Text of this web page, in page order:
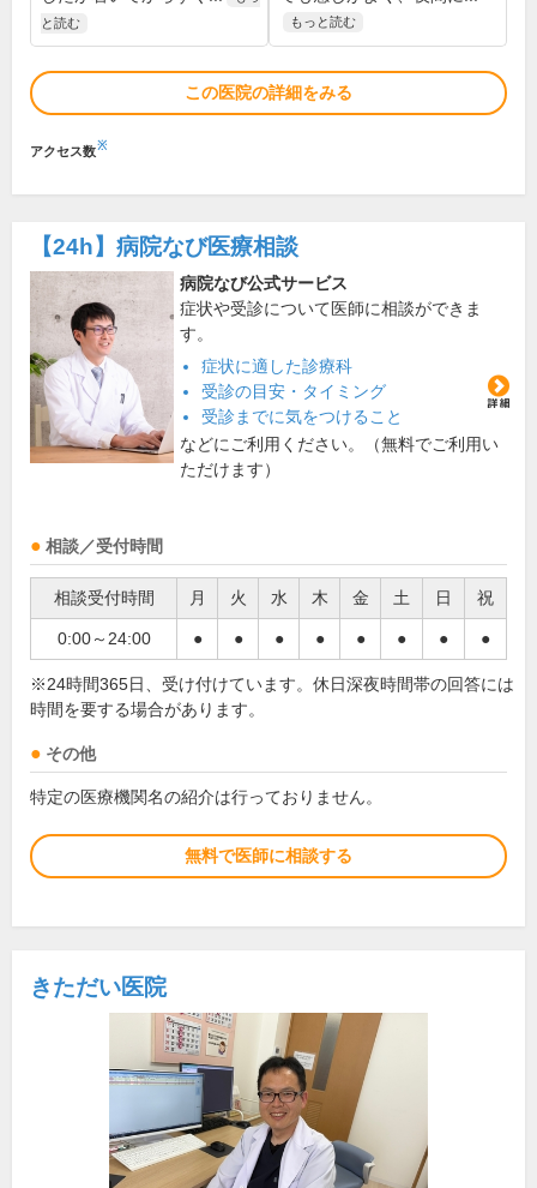
と読む
もっと読む
この医院の詳細をみる
アクセス数※
【24h】 病院なび医療相談
病院なび公式サービス
症状や受診について医師に相談ができま
す。
症状に適した診療科
受診の目安・タイミング
受診までに気をつけること
などにご利用ください。（無料でご利用い
ただけます）
相談／受付時間
相談受付時間 月 火 水 木 金 土 日 祝
0:00～24:00 ● ● ● ● ● ● ● ●
※24時間365日、受け付けています。休日深夜時間帯の回答には
時間を要する場合があります。
その他
特定の医療機関名の紹介は行っておりません。
無料で医師に相談する
きただい医院